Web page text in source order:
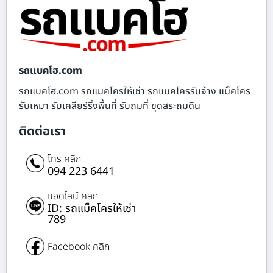
รถแบคโฮ.com
รถแบคโฮ.com รถแมคโครให้เช่า รถแมคโครรับจ้าง แม็คโคร
รับเหมา รับเคลียร์ริ่งพื้นที่ รับถมที่ ขุดสระถมดิน
ติดต่อเรา
โทร คลิก
094 223 6441
แอดไลน์ คลิก
ID: รถแม็คโครให้เช่า
789
Facebook คลิก